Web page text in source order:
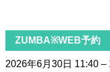
ZUMBA※WEB予約
2026年6月30日 11:40–